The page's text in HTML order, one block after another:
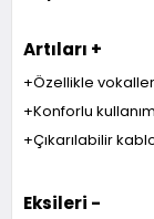
Artıları +
+Özellikle
+Konforlu kullanım
+Çıkarılabilir
Eksileri -